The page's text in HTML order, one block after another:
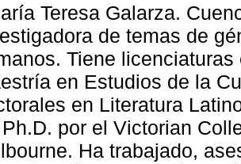
Teresa Galarza.
de temas de
Tiene
en Estudios de la
en Literatura
por el Victorian
Ha trabajado,